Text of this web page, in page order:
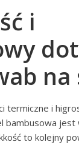
i
na
termiczne i
bambusowa jest
to kolejny